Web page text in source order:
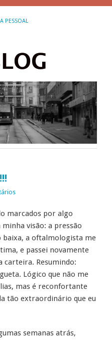
PESSOAL
marcados por algo
visão: a pressão
a oftalmologista me
e passei novamente
carteira. Resumindo:
Lógico que não me
mas é reconfortante
tão extraordinário que eu
semanas atrás,